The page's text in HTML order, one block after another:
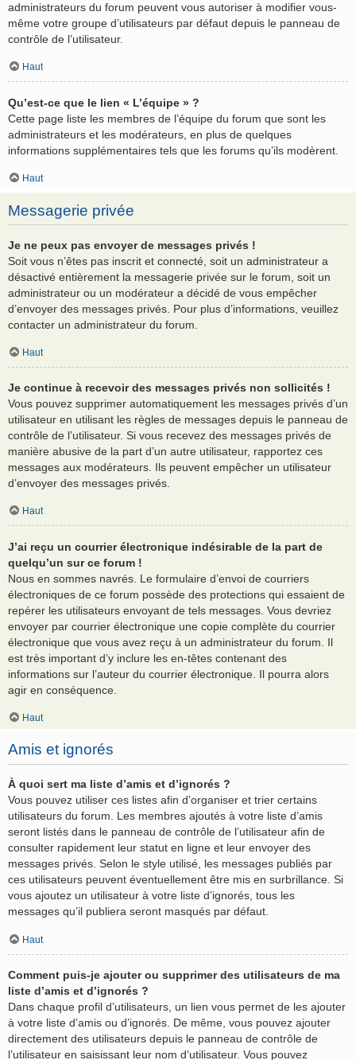
administrateurs du forum peuvent vous autoriser à modifier vous-
même votre groupe d’utilisateurs par défaut depuis le panneau de
contrôle de l’utilisateur.
Haut
Qu’est-ce que le lien « L’équipe » ?
Cette page liste les membres de l’équipe du forum que sont les
administrateurs et les modérateurs, en plus de quelques
informations supplémentaires tels que les forums qu’ils modèrent.
Haut
Messagerie privée
Je ne peux pas envoyer de messages privés !
Soit vous n’êtes pas inscrit et connecté, soit un administrateur a
désactivé entièrement la messagerie privée sur le forum, soit un
administrateur ou un modérateur a décidé de vous empêcher
d’envoyer des messages privés. Pour plus d’informations, veuillez
contacter un administrateur du forum.
Haut
Je continue à recevoir des messages privés non sollicités !
Vous pouvez supprimer automatiquement les messages privés d’un
utilisateur en utilisant les règles de messages depuis le panneau de
contrôle de l’utilisateur. Si vous recevez des messages privés de
manière abusive de la part d’un autre utilisateur, rapportez ces
messages aux modérateurs. Ils peuvent empêcher un utilisateur
d’envoyer des messages privés.
Haut
J’ai reçu un courrier électronique indésirable de la part de
quelqu’un sur ce forum !
Nous en sommes navrés. Le formulaire d’envoi de courriers
électroniques de ce forum possède des protections qui essaient de
repérer les utilisateurs envoyant de tels messages. Vous devriez
envoyer par courrier électronique une copie complète du courrier
électronique que vous avez reçu à un administrateur du forum. Il
est très important d’y inclure les en-têtes contenant des
informations sur l’auteur du courrier électronique. Il pourra alors
agir en conséquence.
Haut
Amis et ignorés
À quoi sert ma liste d’amis et d’ignorés ?
Vous pouvez utiliser ces listes afin d’organiser et trier certains
utilisateurs du forum. Les membres ajoutés à votre liste d’amis
seront listés dans le panneau de contrôle de l’utilisateur afin de
consulter rapidement leur statut en ligne et leur envoyer des
messages privés. Selon le style utilisé, les messages publiés par
ces utilisateurs peuvent éventuellement être mis en surbrillance. Si
vous ajoutez un utilisateur à votre liste d’ignorés, tous les
messages qu’il publiera seront masqués par défaut.
Haut
Comment puis-je ajouter ou supprimer des utilisateurs de ma
liste d’amis et d’ignorés ?
Dans chaque profil d’utilisateurs, un lien vous permet de les ajouter
à votre liste d’amis ou d’ignorés. De même, vous pouvez ajouter
directement des utilisateurs depuis le panneau de contrôle de
l’utilisateur en saisissant leur nom d’utilisateur. Vous pouvez